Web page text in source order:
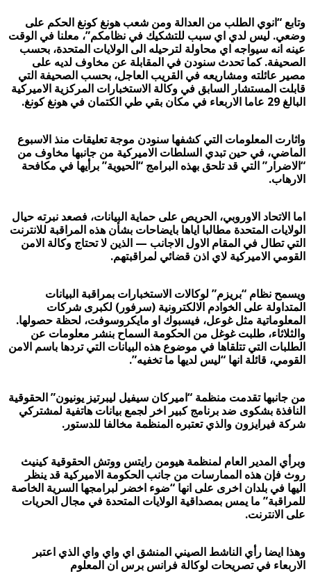
وتابع “انوي الطلب من العدالة ومن شعب هونغ كونغ الحكم على
وضعي. ليس لدي اي سبب للتشكيك في نظامكم”، معلنا في الوقت
عينه انه سيواجه اي محاولة لترحيله الى الولايات المتحدة، بحسب
الصحيفة. كما تحدث سنودن في المقابلة عن مخاوف لديه على
مصير عائلته ومشاريعه في القريب العاجل، بحسب الصحيفة التي
قابلت المستشار السابق في وكالة الاستخبارات المركزية الاميركية
البالغ 29 عاما الاربعاء في مكان بقي طي الكتمان في هونغ كونغ.
واثارت المعلومات التي كشفها سنودن موجة تعليقات منذ الاسبوع
الماضي، في حين تبدي السلطات الاميركية من جانبها مخاوف من
“الاضرار” التي قد تلحق بهذه البرامج “الحيوية” برأيها في مكافحة
الارهاب.
اما الاتحاد الاوروبي، الحريص على حماية البيانات، فصعد نبرته حيال
الولايات المتحدة مطالبا اياها بايضاحات بشأن هذه المراقبة للانترنت
التي تطال في المقام الاول الاجانب — الذين لا تحتاج وكالة الامن
القومي الاميركية لاي اذن قضائي لمراقبتهم.
ويسمح نظام “بريزم” لوكالات الاستخبارات بمراقبة البيانات
المتداولة على الخوادم الالكترونية (سرفور) لكبرى شركات
المعلوماتية مثل غوعل، فيسبوك او مايكروسوفت، لحظة حصولها.
والثلاثاء، طلبت غوغل من الحكومة السماح بنشر معلومات عن
الطلبات التي تتلقاها في موضوع هذه البيانات التي تردها باسم الامن
القومي، قائلة انها “ليس لديها ما تخفيه”.
من جانبها تقدمت منظمة “اميركان سيفيل ليبرتيز يونيون” الحقوقية
النافذة بشكوى ضد برنامج كبير اخر لجمع بيانات هاتفية لمشتركي
شركة فيرايزون والذي تعتبره المنظمة مخالفا للدستور.
وبرأي المدير العام لمنظمة هيومن رايتس ووتش الحقوقية كينيث
روث فإن هذه الممارسات من جانب الحكومة الاميركية قد ينظر
اليها في بلدان اخرى على انها “ضوء اخضر لبرامجها السرية الخاصة
للمراقبة” ما يمس بمصداقية الولايات المتحدة في مجال الحريات
على الانترنت.
وهذا ايضا رأي الناشط الصيني المنشق اي واي واي الذي اعتبر
الاربعاء في تصريحات لوكالة فرانس برس ان المعلوم